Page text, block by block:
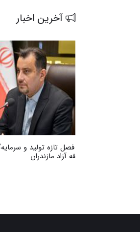
آخرین اخبار
آغاز فصل تازه تولید و
منطقه آزاد مازندران